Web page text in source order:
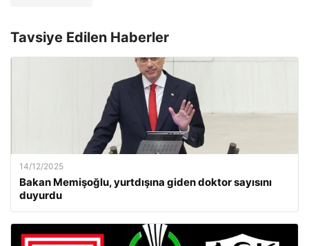
Tavsiye Edilen Haberler
14/12/2025
Bakan Memişoğlu, yurtdışına giden doktor sayısını
duyurdu